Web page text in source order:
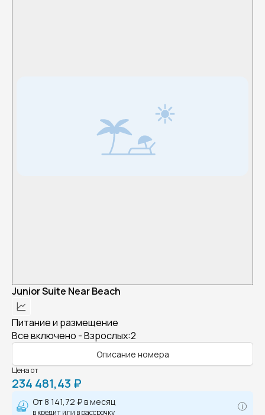
Junior Suite Near Beach
Питание и размещение
Все включено - Взрослых:2
Описание номера
Цена от
234 481,43 ₽
От 8 141,72 ₽в месяц
в кредит или в рассрочку